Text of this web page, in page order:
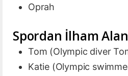
Oprah
Spordan İlham
Tom (Olympic diver
Katie (Olympic